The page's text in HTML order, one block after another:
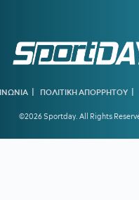
| ΠΟΛΙΤΙΚΗ ΑΠΟΡΡΗΤΟΥ |
©2026 Sportday. All Rights